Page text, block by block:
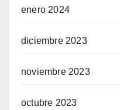
enero 2024
diciembre 2023
noviembre 2023
octubre 2023